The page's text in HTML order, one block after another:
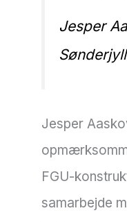
Jesper
Jesper
FGU-
samarbejde